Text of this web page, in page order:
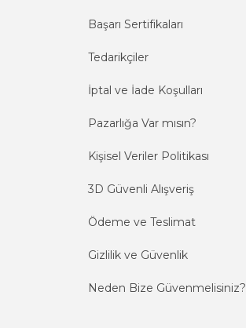
Başarı Sertifikaları
Tedarikçiler
İptal ve İade Koşulları
Pazarlığa Var mısın?
Kişisel Veriler Politikası
3D Güvenli Alışveriş
Ödeme ve Teslimat
Gizlilik ve Güvenlik
Neden Bize Güvenmelisiniz?